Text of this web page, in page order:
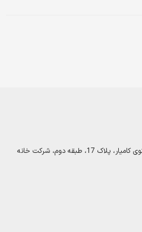
شریعتی، پایین تر از حسینیه ارشاد، کوی کامیار، پلاک 17، طبقه دوم، شرکت خانه